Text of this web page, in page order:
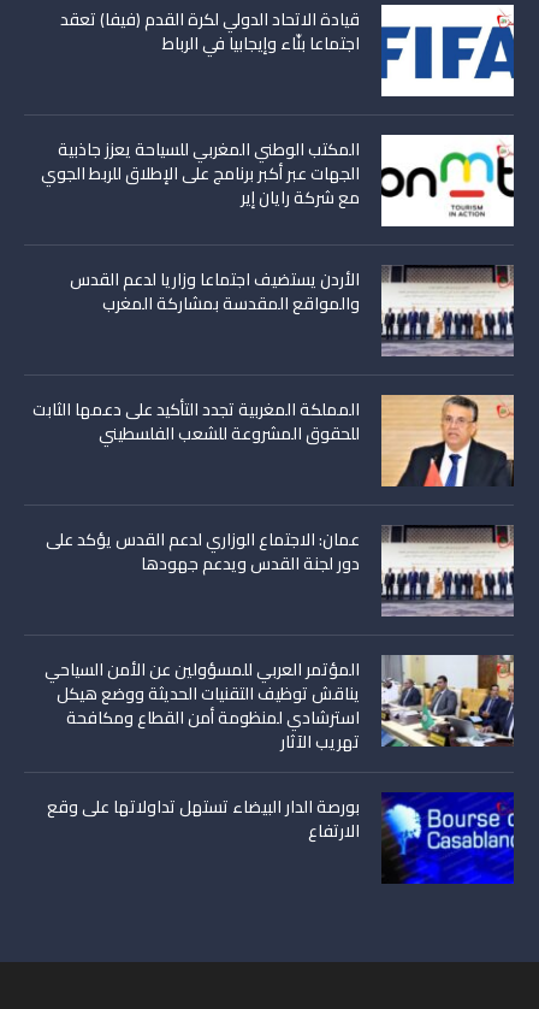
قيادة الاتحاد الدولي لكرة القدم (فيفا) تعقد
اجتماعا بنّاء وإيجابيا في الرباط
المكتب الوطني المغربي للسياحة يعزز جاذبية
الجهات عبر أكبر برنامج على الإطلاق للربط الجوي
مع شركة رايان إير
الأردن يستضيف اجتماعا وزاريا لدعم القدس
والمواقع المقدسة بمشاركة المغرب
المملكة المغربية تجدد التأكيد على دعمها الثابت
للحقوق المشروعة للشعب الفلسطيني
عمان: الاجتماع الوزاري لدعم القدس يؤكد على
دور لجنة القدس ويدعم جهودها
المؤتمر العربي للمسؤولين عن الأمن السياحي
يناقش توظيف التقنيات الحديثة ووضع هيكل
استرشادي لمنظومة أمن القطاع ومكافحة
تهريب الآثار
بورصة الدار البيضاء تستهل تداولاتها على وقع
الارتفاع